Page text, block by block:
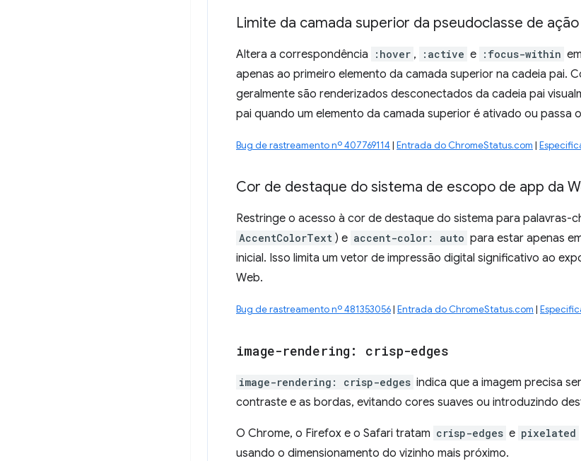
Limite da camada superior da pseudoclasse de
Altera a correspondência :hover , :active e :focus-within
apenas ao primeiro elemento da camada superior na cadeia pai.
geralmente são renderizados desconectados da cadeia pai
pai quando um elemento da camada superior é ativado ou passa
Bug de rastreamento nº 407769114 | Entrada do ChromeStatus.com |
Cor de destaque do sistema de escopo de app da
Restringe o acesso à cor de destaque do sistema para palavras-
AccentColorText ) e accent-color: auto para estar apenas
inicial. Isso limita um vetor de impressão digital significativo ao
Web.
Bug de rastreamento nº 481353056| Entrada do ChromeStatus.com |
image-rendering: crisp-edges
image-rendering: crisp-edges indica que a imagem precisa
contraste e as bordas, evitando cores suaves ou introduzindo
O Chrome, o Firefox e o Safari tratam crisp-edges e pixelated
usando o dimensionamento do vizinho mais próximo.